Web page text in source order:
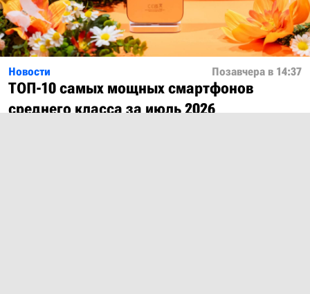
Новости Позавчера в 14:37
ТОП-10 самых мощных смартфонов
среднего класса за июль 2026